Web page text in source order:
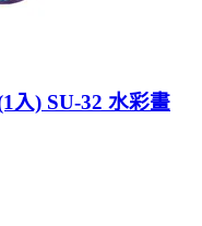
入) SU-32 水彩畫